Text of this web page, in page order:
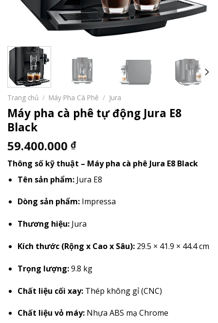
Trang chủ / Máy Pha Cà Phê / Jura
Máy pha cà phê tự động Jura E8
Black
59.400.000 ₫
Thông số kỹ thuật – Máy pha cà phê Jura E8 Black
Tên sản phẩm:Jura E8
Dòng sản phẩm:Impressa
Thương hiệu:Jura
Kích thước (Rộng x Cao x Sâu):29.5 × 41.9 × 44.4 cm
Trọng lượng:9.8 kg
Chất liệu cối xay:Thép không gỉ (CNC)
Chất liệu vỏ máy:Nhựa ABS mạ Chrome